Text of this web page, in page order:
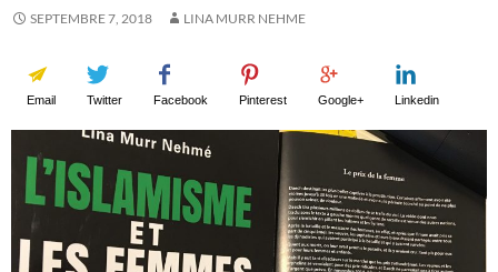
SEPTEMBRE 7, 2018 LINA MURR NEHME
Email Twitter Facebook Pinterest Google+ Linkedin